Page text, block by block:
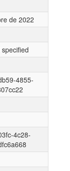
de 2022
4855-
4c28-